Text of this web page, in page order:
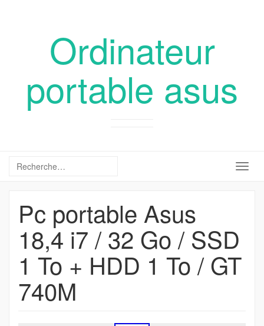
Ordinateur
portable asus
Pc portable Asus
18,4 i7 / 32 Go / SSD
1 To + HDD 1 To / GT
740M